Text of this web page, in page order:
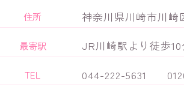
住所 神奈川県川崎市川崎
最寄駅 JR川崎駅より徒歩10
TEL 044-222-5631